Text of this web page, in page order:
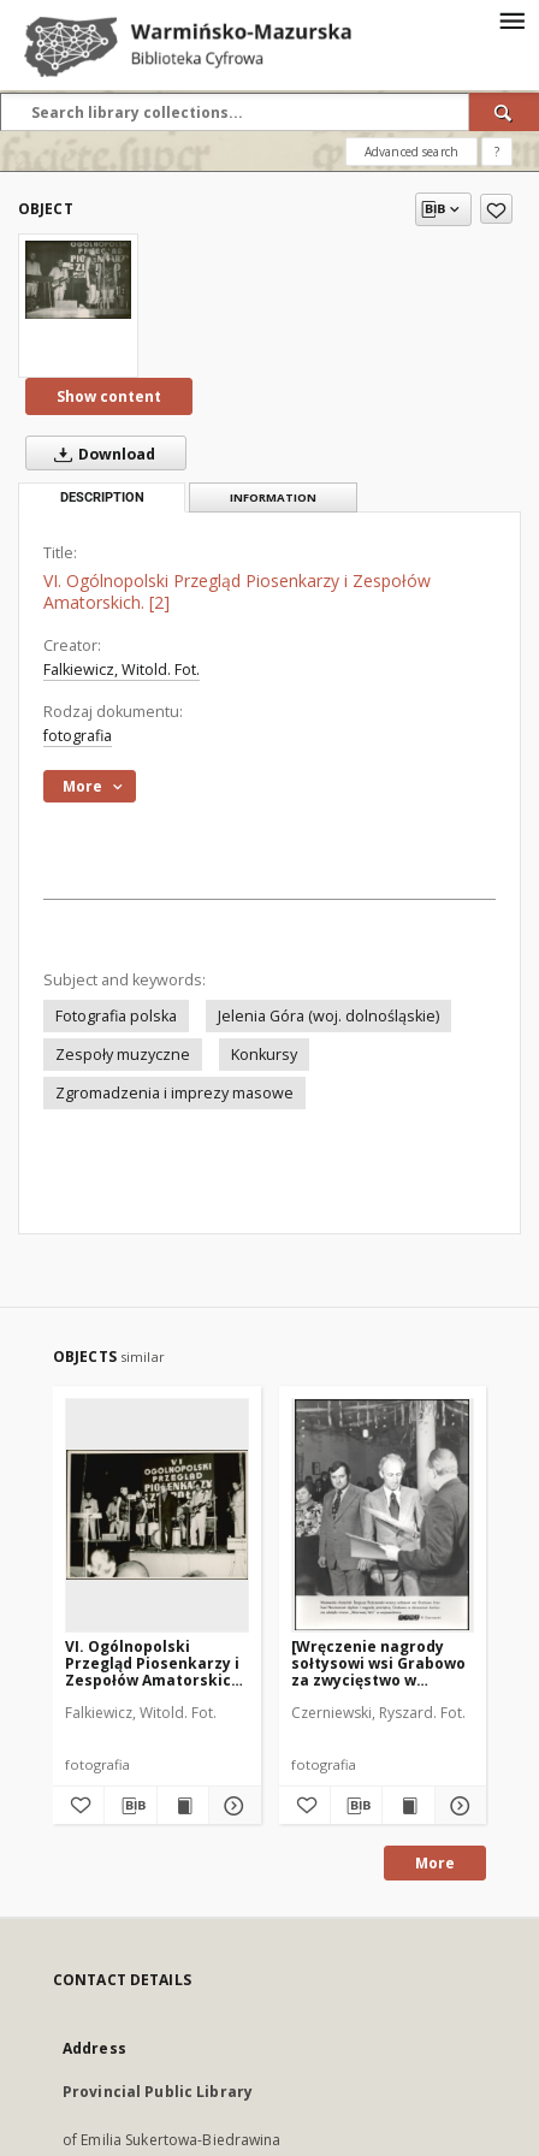
Advanced search ?
OBJECT
Show content
Download
DESCRIPTION INFORMATION
Title:
VI. Ogólnopolski Przegląd Piosenkarzy i Zespołów
Amatorskich. [2]
Creator:
Falkiewicz, Witold. Fot.
Rodzaj dokumentu:
fotografia
More
Subject and keywords:
Fotografia polska
Jelenia Góra (woj. dolnośląskie)
Zespoły muzyczne
Konkursy
Zgromadzenia i imprezy masowe
OBJECTS similar
VI. Ogólnopolski
Przegląd Piosenkarzy i
Zespołów Amatorskich.
Falkiewicz, Witold. Fot.
fotografia
[Wręczenie nagrody
sołtysowi wsi Grabowo
za zwycięstwo w
Wieś"]
Czerniewski, Ryszard. Fot.
fotografia
More
CONTACT DETAILS
Address
Provincial Public Library
of Emilia Sukertowa-Biedrawina